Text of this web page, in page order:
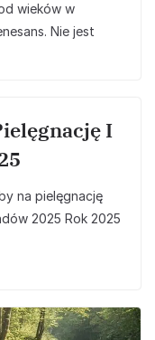
wieków w
Nie jest
I
na pielęgnację
2025 Rok 2025